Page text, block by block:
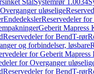
StålSystemrør 1.0034
Overganger uløselige
EndedekslerReservedeler
Geberit Mapress
Reservedeler for BendT-rør
og forbindelser, løsbare
for Geberit
for Overganger
Reservedeler for BendT-rør